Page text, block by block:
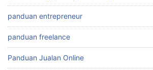
panduan entrepreneur
panduan freelance
Panduan Jualan Online